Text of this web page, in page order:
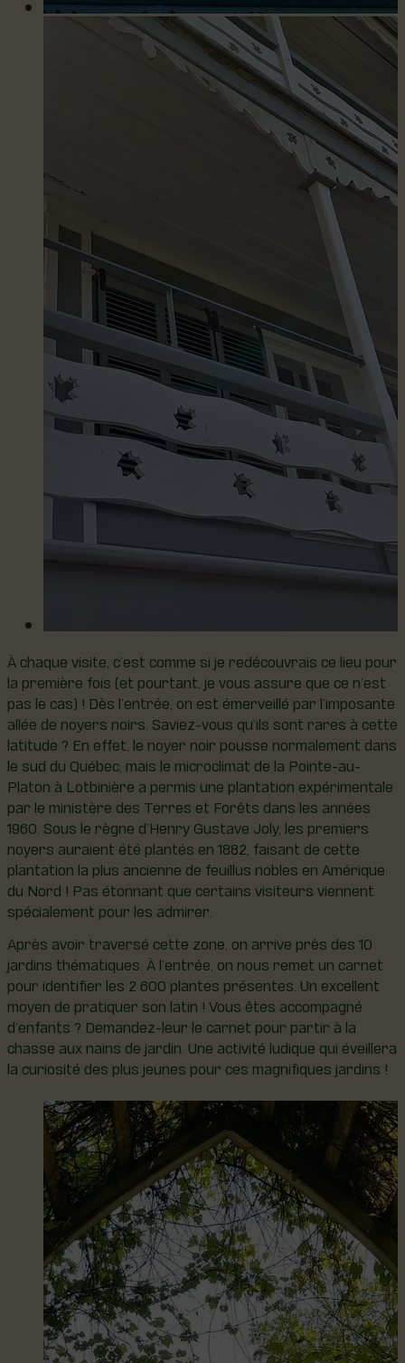
À chaque visite, c’est comme si je redécouvrais ce lieu pour
la première fois (et pourtant, je vous assure que ce n’est
pas le cas) ! Dès l’entrée, on est émerveillé par l’imposante
allée de noyers noirs. Saviez-vous qu’ils sont rares à cette
latitude ? En effet, le noyer noir pousse normalement dans
le sud du Québec, mais le microclimat de la Pointe-au-
Platon à Lotbinière a permis une plantation expérimentale
par le ministère des Terres et Forêts dans les années
1960. Sous le règne d’Henry Gustave Joly, les premiers
noyers auraient été plantés en 1882, faisant de cette
plantation la plus ancienne de feuillus nobles en Amérique
du Nord ! Pas étonnant que certains visiteurs viennent
spécialement pour les admirer.
Après avoir traversé cette zone, on arrive près des 10
jardins thématiques. À l’entrée, on nous remet un carnet
pour identifier les 2 600 plantes présentes. Un excellent
moyen de pratiquer son latin ! Vous êtes accompagné
d’enfants ? Demandez-leur le carnet pour partir à la
chasse aux nains de jardin. Une activité ludique qui éveillera
la curiosité des plus jeunes pour ces magnifiques jardins !